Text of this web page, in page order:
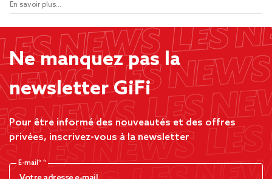
En savoir plus...
Ne manquez pas la
newsletter GiFi
Pour être informé des nouveautés et des offres
privées, inscrivez-vous à la newsletter
E-mail*